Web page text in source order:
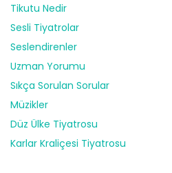
Tikutu Nedir
Sesli Tiyatrolar
Seslendirenler
Uzman Yorumu
Sıkça Sorulan Sorular
Müzikler
Düz Ülke Tiyatrosu
Karlar Kraliçesi Tiyatrosu